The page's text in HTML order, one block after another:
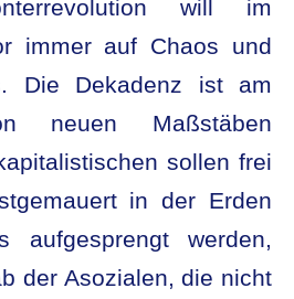
will im
immer auf Chaos und
Die Dekadenz ist am
neuen Maßstäben
sollen frei
in der Erden
aufgesprengt werden,
der Asozialen, die nicht